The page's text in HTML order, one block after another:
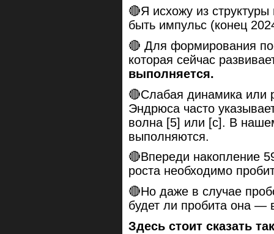
🔴Я исхожу из
быть импульс (конец
🔴 Для формирования
которая сейчас
выполняется.
🔴Слабая динамика или
Эндрюса часто
волна [5] или [c]. В
выполняются.
🔴Впереди накопление
роста необходимо
🔴Но даже в случае
будет ли пробита она —
Здесь стоит сказать